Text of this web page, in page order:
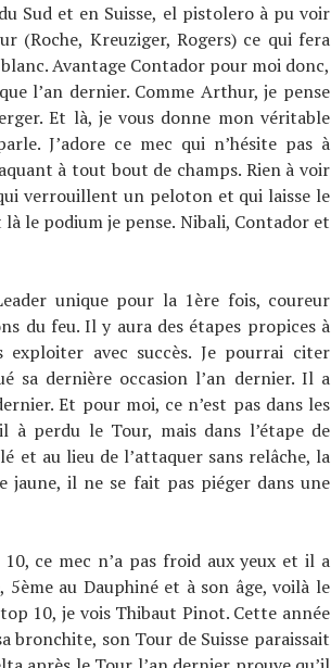
Sud et en Suisse, el pistolero à pu voir
(Roche, Kreuziger, Rogers) ce qui fera
Avantage Contador pour moi donc,
l’an dernier. Comme Arthur, je pense
Et là, je vous donne mon véritable
J’adore ce mec qui n’hésite pas à
à tout bout de champs. Rien à voir
verrouillent un peloton et qui laisse le
le podium je pense. Nibali, Contador et
unique pour la 1ère fois, coureur
du feu. Il y aura des étapes propices à
avec succès. Je pourrai citer
sa dernière occasion l’an dernier. Il a
Et pour moi, ce n’est pas dans les
à perdu le Tour, mais dans l’étape de
et au lieu de l’attaquer sans relâche, la
jaune, il ne se fait pas piéger dans une
ce mec n’a pas froid aux yeux et il a
au Dauphiné et à son âge, voilà le
10, je vois Thibaut Pinot. Cette année
bronchite, son Tour de Suisse paraissait